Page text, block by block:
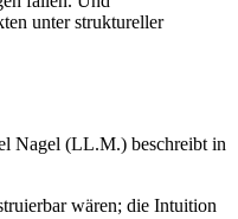
unter struktureller
Nagel (LL.M.) beschreibt in
wären; die Intuition